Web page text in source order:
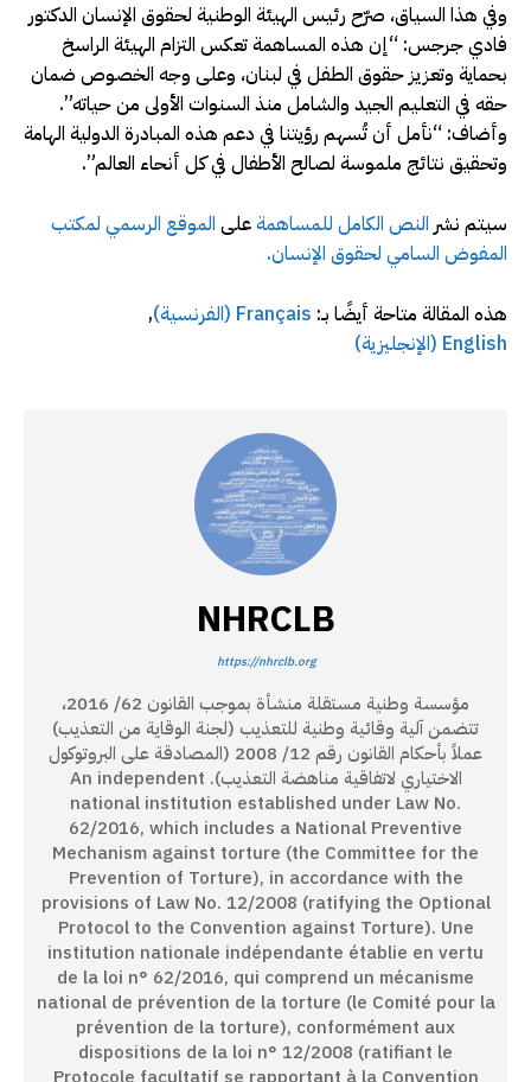
وفي هذا السياق، صرّح رئيس الهيئة الوطنية لحقوق الإنسان الدكتور
فادي جرجس: “إن هذه المساهمة تعكس التزام الهيئة الراسخ
بحماية وتعزيز حقوق الطفل في لبنان، وعلى وجه الخصوص ضمان
حقه في التعليم الجيد والشامل منذ السنوات الأولى من حياته”.
وأضاف: “نأمل أن تُسهم رؤيتنا في دعم هذه المبادرة الدولية الهامة
وتحقيق نتائج ملموسة لصالح الأطفال في كل أنحاء العالم”.
سيتم نشر النص الكامل للمساهمةعلى الموقع الرسمي لمكتب
المفوض السامي لحقوق الإنسان.
هذه المقالة متاحة أيضًا بـ: Français
(الفرنسية)
English
(الإنجليزية)
NHRCLB
https://nhrclb.org
مؤسسة وطنية مستقلة منشأة بموجب القانون 62/ 2016،
تتضمن آلية وقائية وطنية للتعذيب (لجنة الوقاية من التعذيب)
عملاً بأحكام القانون رقم 12/ 2008 (المصادقة على البروتوكول
الاختياري لاتفاقية مناهضة التعذيب). An independent
national institution established under Law No.
62/2016, which includes a National Preventive
Mechanism against torture (the Committee for the
Prevention of Torture), in accordance with the
provisions of Law No. 12/2008 (ratifying the Optional
Protocol to the Convention against Torture). Une
institution nationale indépendante établie en vertu
de la loi n° 62/2016, qui comprend un mécanisme
national de prévention de la torture (le Comité pour la
prévention de la torture), conformément aux
dispositions de la loi n° 12/2008 (ratifiant le